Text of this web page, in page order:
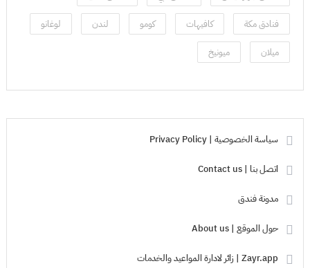
فنادق مكة كافيهات كومو لندن لوغانو
ميلان ميونيخ
سياسة الخصوصية | Privacy Policy
اتصل بنا | Contact us
مدونة فندق
حول الموقع | About us
Zayr.app | زائر لادارة المواعيد والخدمات